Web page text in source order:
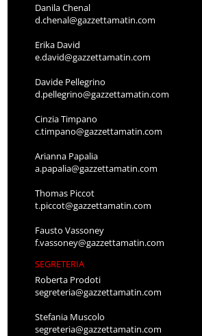
Danila Chenal
d.chenal@gazzettamatin.com
Erika David
e.david@gazzettamatin.com
Davide Pellegrino
d.pellegrino@gazzettamatin.com
Cinzia Timpano
c.timpano@gazzettamatin.com
Arianna Papalia
a.papalia@gazzettamatin.com
Thomas Piccot
t.piccot@gazzettamatin.com
Fausto Vassoney
f.vassoney@gazzettamatin.com
SEGRETERIA
Roberta Prodoti
segreteria@gazzettamatin.com
Stefania Muscolo
segreteria@gazzettamatin.com